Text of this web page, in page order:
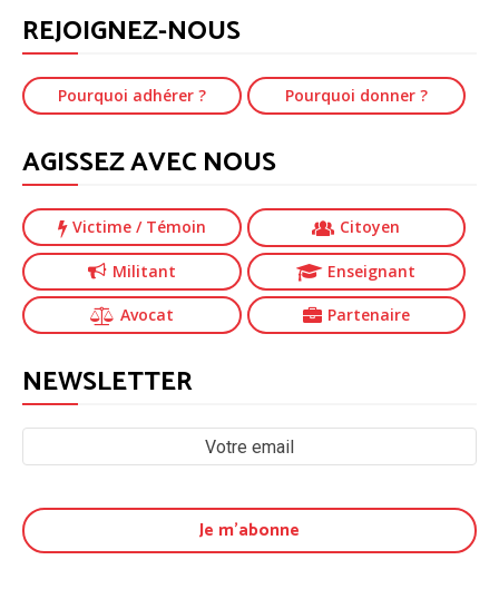
REJOIGNEZ-NOUS
Pourquoi adhérer ? Pourquoi donner ?
AGISSEZ AVEC NOUS
Victime / Témoin Citoyen
Militant Enseignant
Avocat Partenaire
NEWSLETTER